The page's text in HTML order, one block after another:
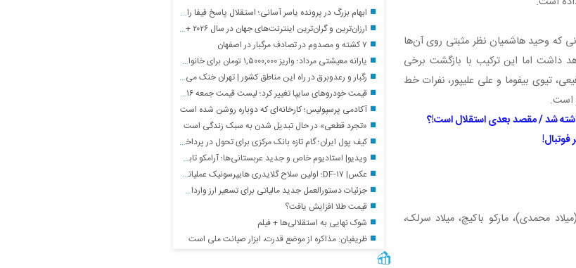
که وحید هاشمیان نظر مثبتی روی آن‌ها
داشت اما این ترکیب با بازگشت برخی
تیوی بیفوما و علی علیپور، نفرات خط
است.
شد / مقصد بعدی استقلال است!؟
فوتبال!
محمدی)، مارکو باکیچ، میلاد سرلک،
ابهام بزرگ در پرونده یاسر آسانی؛ استقلال پاسخ فیفا را منتشر می‌کند؟
ارزان‌ترین و گران‌ترین اینترنت‌های جهان در سال ۲۰۲۶ + جایگاه باونکردنی ایران و اینفوگرافی
۷ کشته و مصدوم در تصادف مرگبار در اصفهان
یارانه معیشتی مرداد؛ واریز ۱,۵۰۰۰,۰۰۰ تومان برای خانواده با ۳ بچه دهک ۹
رگبار و رعدوبرق در راه این مناطق کشور | تهران خنک می‌شود
قیمت خودروهای سایپا تغییر کرد؛ لیست قیمت جمعه ۱۶ مرداد منتشر شد
آکادمی پرسپولیس؛ کارخانه‌ای که دوباره روشن شده است
«تجرد قطعی» در حال تبدیل شدن به سبک زندگی است
کیف پول ایران؛ گام تازه بانک مرکزی برای تحول در پرداخت‌ها
ویدیو| استادیوم خاص و جدید عربستانی‌ها؛ آرامکو تابستان را زمستان می‌کند
عکس| DF-۱۷؛ اولین سلاح گلایدری هایپرسونیک عملیاتی جهان با برد ۲,۵۰۰ کیلومتر ساخت چین
جزئیات دستورالعمل جدید مالیاتی برای تسعیر ارز واردات بدون انتقال ارز
قیمت طلا افزایش یافت؟
شوک نهایی به استقلالی‌ها + فیلم
ظریفیان: مذاکره از موضع قدرت، ابزار صیانت ملی است